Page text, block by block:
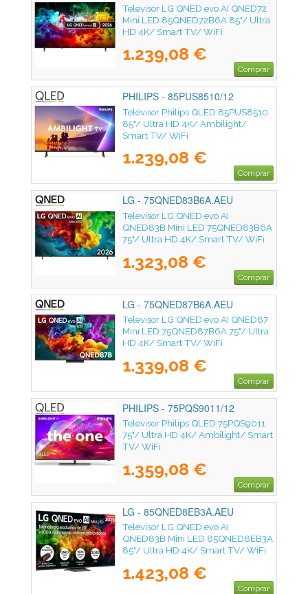
Televisor LG QNED evo AI QNED72
Mini LED 85QNED72B6A 85"/ Ultra
HD 4K/ Smart TV/ WiFi
1.239,08 €
Comprar
PHILIPS - 85PUS8510/12
Televisor Philips QLED 85PUS8510
85"/ Ultra HD 4K/ Ambilight/
Smart TV/ WiFi
1.239,08 €
Comprar
LG - 75QNED83B6A.AEU
Televisor LG QNED evo AI
QNED83B Mini LED 75QNED83B6A
75"/ Ultra HD 4K/ Smart TV/ WiFi
1.323,08 €
Comprar
LG - 75QNED87B6A.AEU
Televisor LG QNED evo AI QNED87
Mini LED 75QNED87B6A 75"/ Ultra
HD 4K/ Smart TV/ WiFi
1.339,08 €
Comprar
PHILIPS - 75PQS9011/12
Televisor Philips QLED 75PQS9011
75"/ Ultra HD 4K/ Ambilight/ Smart
TV/ WiFi
1.359,08 €
Comprar
LG - 85QNED8EB3A.AEU
Televisor LG QNED evo AI
QNED83B Mini LED 85QNED8EB3A
85"/ Ultra HD 4K/ Smart TV/ WiFi
1.423,08 €
Comprar